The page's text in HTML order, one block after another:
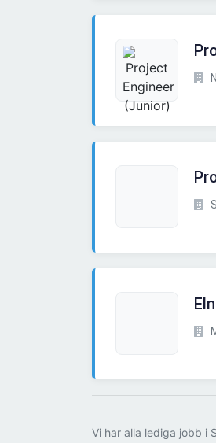
Vi har alla lediga jobb i